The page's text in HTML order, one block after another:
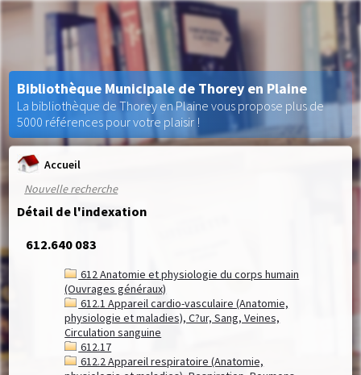
Accueil
Nouvelle recherche
Détail de l'indexation
612.640 083
612 Anatomie et physiologie du corps humain
(Ouvrages généraux)
612.1 Appareil cardio-vasculaire (Anatomie,
physiologie et maladies), C?ur, Sang, Veines,
Circulation sanguine
612.17
612.2 Appareil respiratoire (Anatomie,
Bibliothèque Municipale de Thorey en Plaine
La bibliothèque de Thorey en Plaine vous propose plus de
5000 références pour votre plaisir !